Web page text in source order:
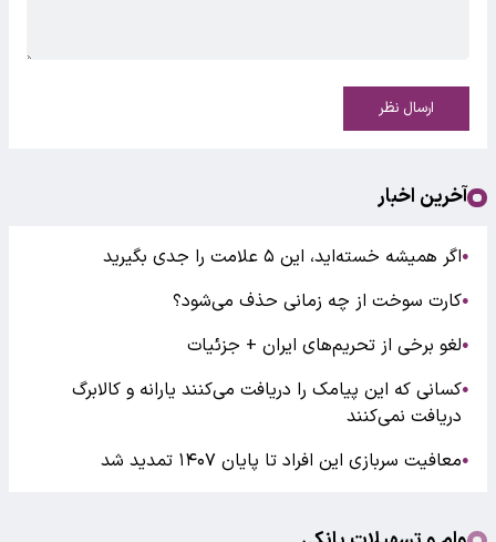
ارسال نظر
آخرین اخبار
●اگر همیشه خسته‌اید، این ۵ علامت را جدی بگیرید
●کارت سوخت از چه زمانی حذف می‌شود؟
●لغو برخی از تحریم‌های ایران + جزئیات
●کسانی که این پیامک را دریافت می‌کنند یارانه و کالابرگ
دریافت نمی‌کنند
●معافیت سربازی این افراد تا پایان ۱۴۰۷ تمدید شد